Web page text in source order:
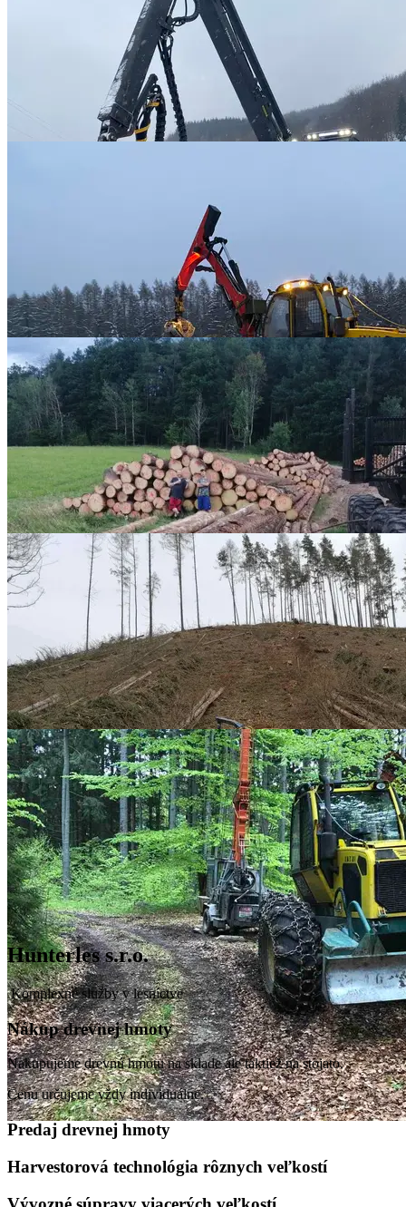
Hunterles s.r.o.
Komplexné služby v lesníctve
Nákup drevnej hmoty
Nakupujeme drevnú hmotu na sklade ale taktiež na stojato.
Cenu určujeme vždy individuálne.
Predaj drevnej hmoty
Harvestorová technológia rôznych veľkostí